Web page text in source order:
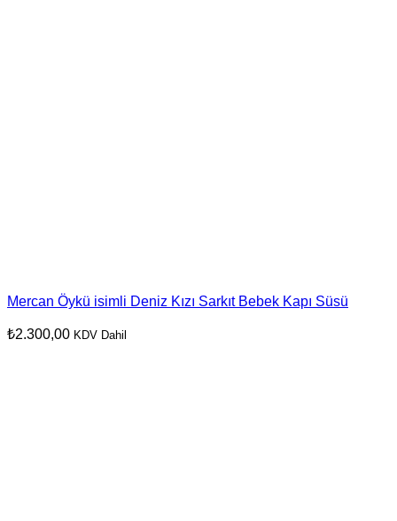
Mercan Öykü isimli Deniz Kızı Sarkıt Bebek Kapı Süsü
₺2.300,00 KDV Dahil